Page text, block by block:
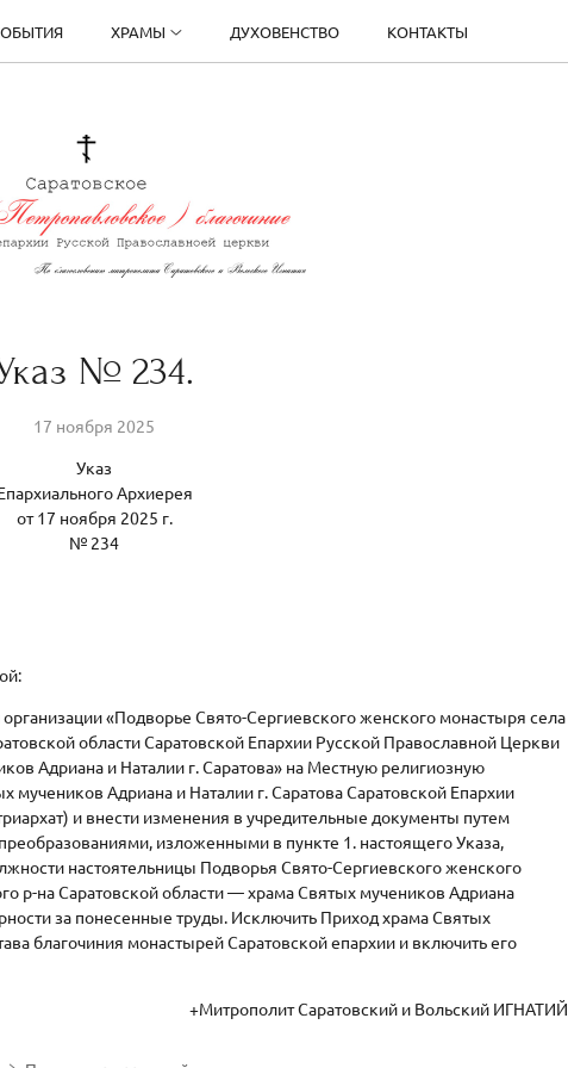
ХРАМЫ ДУХОВЕНСТВО КОНТАКТЫ
№ 234.
17 ноября 2025
Указ
Архиерея
от 17 ноября 2025 г.
№ 234
«Подворье Свято-Сергиевского женского монастыря села
области Саратовской Епархии Русской Православной Церкви
Адриана и Наталии г. Саратова» на Местную религиозную
Адриана и Наталии г. Саратова Саратовской Епархии
и внести изменения в учредительные документы путем
изложенными в пункте 1. настоящего Указа,
настоятельницы Подворья Свято-Сергиевского женского
р-на Саратовской области — храма Святых мучеников Адриана
за понесенные труды. Исключить Приход храма Святых
благочиния монастырей Саратовской епархии и включить его
+Митрополит Саратовский и Вольский ИГНАТИЙ